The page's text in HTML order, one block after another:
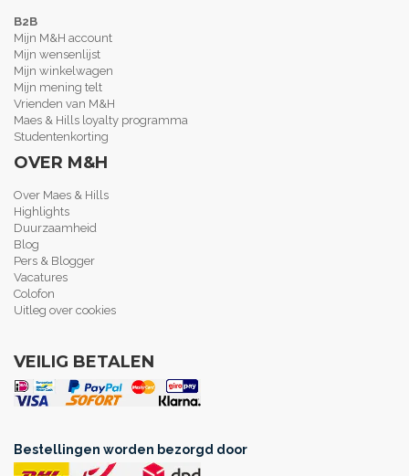
B2B
Mijn M&H account
Mijn wensenlijst
Mijn winkelwagen
Mijn mening telt
Vrienden van M&H
Maes & Hills loyalty programma
Studentenkorting
OVER M&H
Over Maes & Hills
Highlights
Duurzaamheid
Blog
Pers & Blogger
Vacatures
Colofon
Uitleg over cookies
VEILIG BETALEN
Bestellingen worden bezorgd door